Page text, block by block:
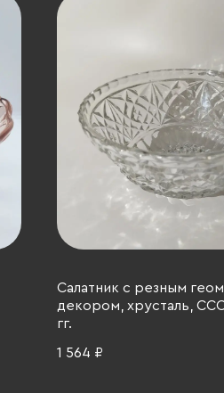
Салатник с резным
декором, хрусталь,
гг.
1 564 ₽